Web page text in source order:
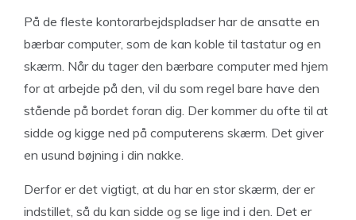
På de fleste kontorarbejdspladser har de ansatte en
bærbar computer, som de kan koble til tastatur og en
skærm. Når du tager den bærbare computer med hjem
for at arbejde på den, vil du som regel bare have den
stående på bordet foran dig. Der kommer du ofte til at
sidde og kigge ned på computerens skærm. Det giver
en usund bøjning i din nakke.
Derfor er det vigtigt, at du har en stor skærm, der er
indstillet, så du kan sidde og se lige ind i den. Det er